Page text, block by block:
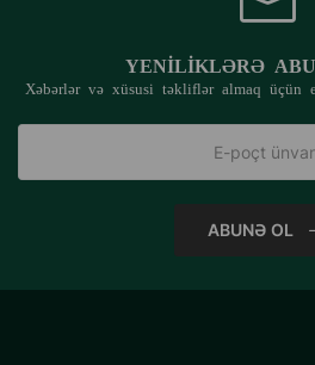
YENILIKLƏRƏ
Xəbərlər və xüsusi təkliflər almaq üçün
ABUNƏ OL